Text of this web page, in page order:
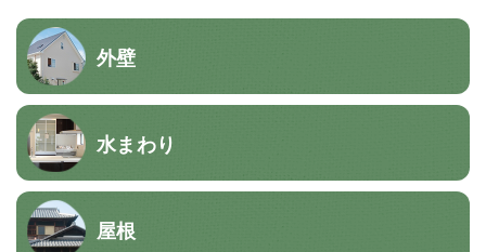
外壁
水まわり
屋根